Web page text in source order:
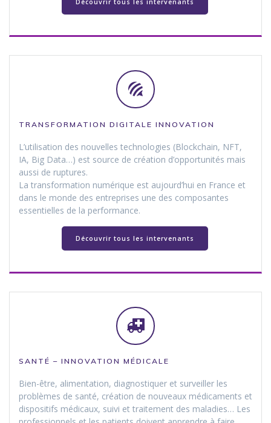
Découvrir tous les intervenants
TRANSFORMATION DIGITALE INNOVATION
L’utilisation des nouvelles technologies (Blockchain, NFT,
IA, Big Data…) est source de création d’opportunités mais
aussi de ruptures.
La transformation numérique est aujourd’hui en France et
dans le monde des entreprises une des composantes
essentielles de la performance.
Découvrir tous les intervenants
SANTÉ – INNOVATION MÉDICALE
Bien-être, alimentation, diagnostiquer et surveiller les
problèmes de santé, création de nouveaux médicaments et
dispositifs médicaux, suivi et traitement des maladies… Les